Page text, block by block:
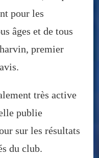
pour les
âges et de tous
premier
très active
publie
sur les résultats
du club.